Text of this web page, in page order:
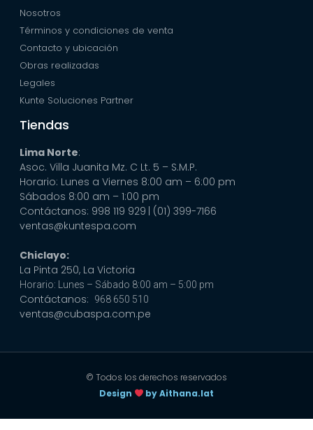
Nosotros
Términos y condiciones de venta
Contacto y ubicación
Obras realizadas
Legales
Kunte Soluciones Partner
Tiendas
Lima Norte:
Asoc. Villa Juanita Mz. C Lt. 5 – S.M.P.
Horario: Lunes a Viernes 8:00 am – 6:00 pm
Sábados 8:00 am – 1:00 pm
Contáctanos: 998 119 929 | (01) 399-7166
ventas@kuntespa.com
Chiclayo:
La Pinta 250, La Victoria
Horario: Lunes – Sábado 8:00 am – 5:00 pm
Contáctanos: 968 650 510
ventas@cubaspa.com.pe
© Todos los derechos reservados
Design
by Aithana.lat